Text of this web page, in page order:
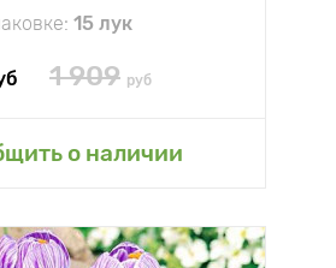
15 лук
1 909 руб
о наличии